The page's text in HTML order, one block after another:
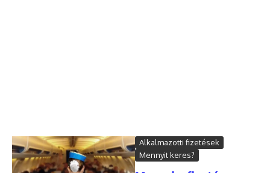
Alkalmazotti fizetések
Mennyit keres?